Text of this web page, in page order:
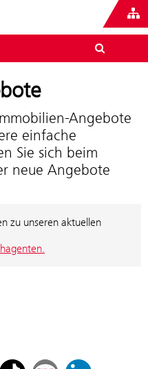
Angebote
einfache
Sie sich beim
neue Angebote
zu unseren aktuellen
TikTok ÖBB Corporate Blog
LinkedIn